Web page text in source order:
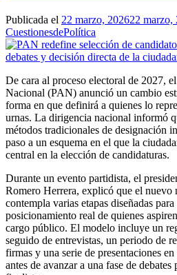
Publicada el 22 marzo, 202622 marzo,
CuestionesdePolítica
De cara al proceso electoral de 2027,
Nacional (PAN) anunció un cambio
forma en que definirá a quienes lo
urnas. La dirigencia nacional informó
métodos tradicionales de designación
paso a un esquema en el que la
central en la elección de candidaturas.
Durante un evento partidista, el
Romero Herrera, explicó que el nuevo
contempla varias etapas diseñadas
posicionamiento real de quienes
cargo público. El modelo incluye un
seguido de entrevistas, un periodo de
firmas y una serie de presentaciones
antes de avanzar a una fase de debates